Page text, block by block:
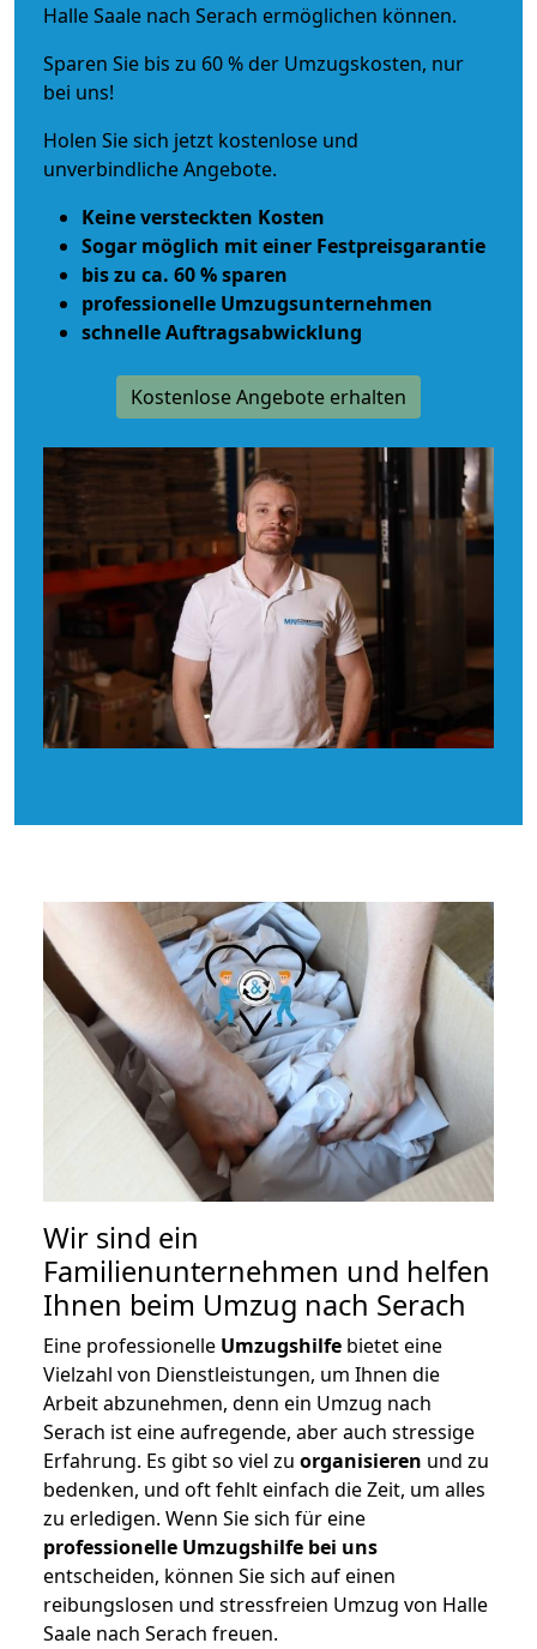
Halle Saale nach Serach ermöglichen können.
Sparen Sie bis zu 60 % der Umzugskosten, nur
bei uns!
Holen Sie sich jetzt kostenlose und
unverbindliche Angebote.
Keine versteckten Kosten
Sogar möglich mit einer Festpreisgarantie
bis zu ca. 60 % sparen
professionelle Umzugsunternehmen
schnelle Auftragsabwicklung
Kostenlose Angebote erhalten
Wir sind ein
Familienunternehmen und helfen
Ihnen beim Umzug nach Serach
Eine professionelle Umzugshilfe bietet eine
Vielzahl von Dienstleistungen, um Ihnen die
Arbeit abzunehmen, denn ein Umzug nach
Serach ist eine aufregende, aber auch stressige
Erfahrung. Es gibt so viel zu organisieren und zu
bedenken, und oft fehlt einfach die Zeit, um alles
zu erledigen. Wenn Sie sich für eine
professionelle Umzugshilfe bei uns
entscheiden, können Sie sich auf einen
reibungslosen und stressfreien Umzug von Halle
Saale nach Serach freuen.